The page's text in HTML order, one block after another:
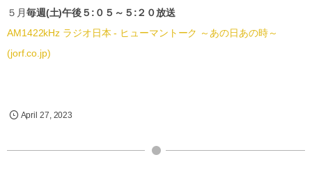
５月毎週(土)午後５:０５～５:２０放送
AM1422kHz ラジオ日本 - ヒューマントーク ～あの日あの時～
(jorf.co.jp)
April 27 2023